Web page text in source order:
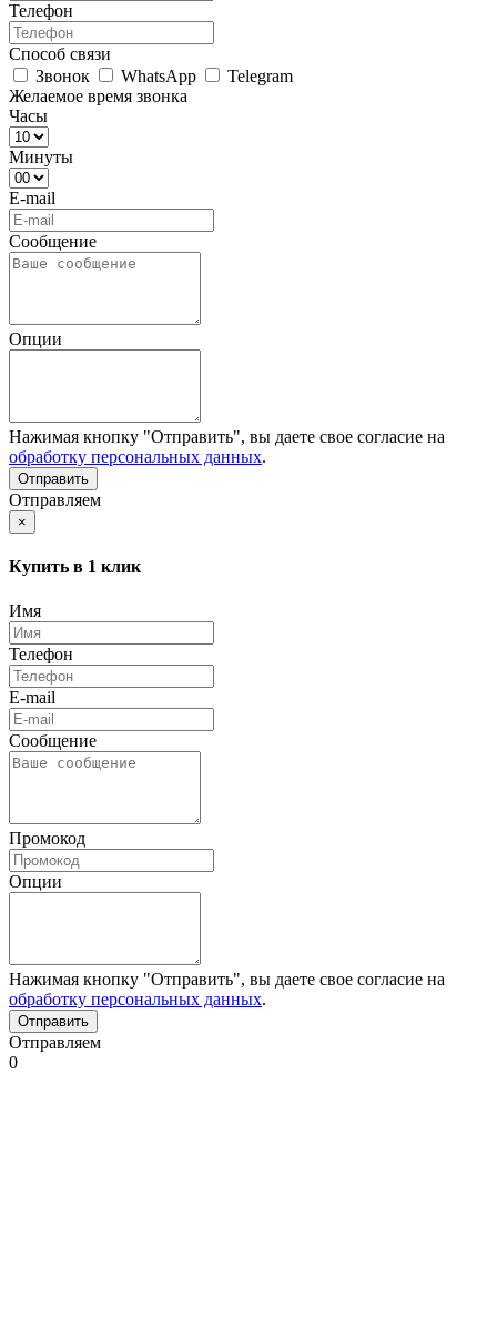
Телефон
Способ связи
Звонок
WhatsApp
Telegram
Желаемое время звонка
Часы
Минуты
E-mail
Сообщение
Опции
Нажимая кнопку "Отправить", вы даете свое согласие на
обработку персональных данных.
Отправляем
×
Купить в 1 клик
Имя
Телефон
E-mail
Сообщение
Промокод
Опции
Нажимая кнопку "Отправить", вы даете свое согласие на
обработку персональных данных.
Отправляем
0